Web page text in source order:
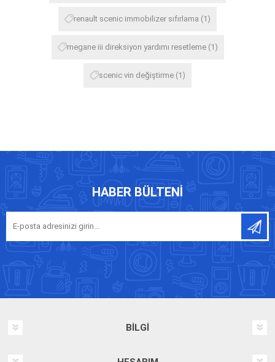
renault scenic immobilizer sıfırlama (1)
megane iii direksiyon yardımı resetleme (1)
scenic vin değiştirme (1)
HABER BÜLTENI
BILGI